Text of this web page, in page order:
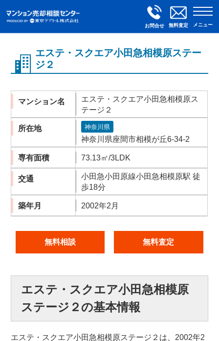
お問合せ 無料査定 メニュー
エステ・スクエア小田急相模原ステー
ジ２
マンション名
エステ・スクエア小田急相模原ス
テージ２
所在地 神奈川県
神奈川県座間市相模が丘6-34-2
専有面積 73.13㎡/3LDK
交通
小田急小田原線小田急相模原駅 徒
歩18分
築年月 2002年2月
無料相談 無料査定
エステ・スクエア小田急相模原
ステージ２の基本情報
エステ・スクエア小田急相模原ステージ２は、2002年2